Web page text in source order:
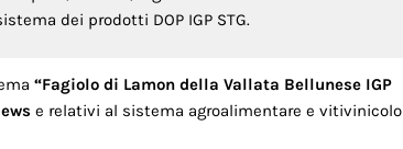
dei prodotti DOP IGP STG.
“Fagiolo di Lamon della Vallata Bellunese IGP
e relativi al sistema agroalimentare e vitivinicolo